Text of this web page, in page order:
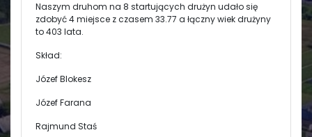
Naszym druhom na 8 startujących drużyn udało się
zdobyć 4 miejsce z czasem 33.77 a łączny wiek drużyny
to 403 lata.
Skład:
Józef Blokesz
Józef Farana
Rajmund Staś